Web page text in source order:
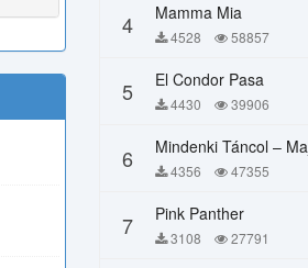
4 Mamma Mia
4528 58857
5 El Condor Pasa
4430 39906
6 4356 47355
7 Pink Panther
3108 27791